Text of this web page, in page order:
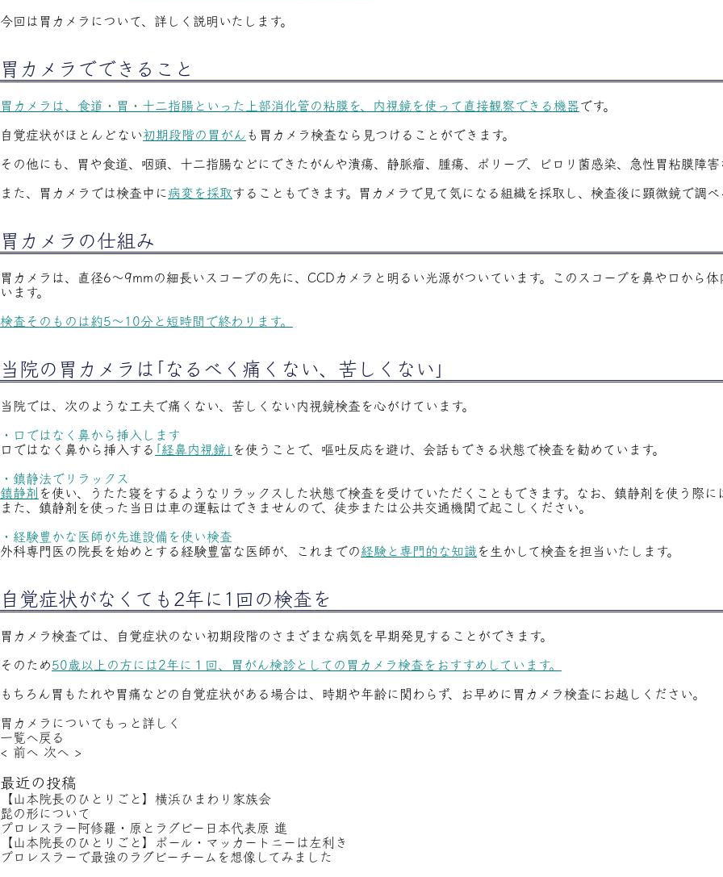
今回は胃カメラについて、詳しく説明いたします。
胃カメラでできること
胃カメラは、食道・胃・十二指腸といった上部消化管の粘膜を、内視鏡を使って直接観察できる機器です。
自覚症状がほとんどない初期段階の胃がん も胃カメラ検査なら見つけることができます。
その他にも、胃や食道、咽頭、十二指腸などにできたがんや潰瘍、静脈瘤、腫瘍、ポリープ、ピロリ菌感染、急性胃粘膜障害
また、胃カメラでは検査中に病変を採取 することもできます。胃カメラで見て気になる組織を採取し、検査後に顕微鏡で調
胃カメラの仕組み
胃カメラは、直径6～9mmの細長いスコープの先に、CCDカメラと明るい光源がついています。このスコープを鼻や口から
います。
検査そのものは約5～10分と短時間で終わります。
当院の胃カメラは｢なるべく痛くない、苦しくない」
当院では、次のような工夫で痛くない、苦しくない内視鏡検査を心がけています。
・口ではなく鼻から挿入します
口ではなく鼻から挿入する ｢経鼻内視鏡｣ を使うことで、嘔吐反応を避け、会話もできる状態で検査を勧めています。
・鎮静法でリラックス
鎮静剤 を使い、うたた寝をするようなリラックスした状態で検査を受けていただくこともできます。なお、鎮静剤を使う際
また、鎮静剤を使った当日は車の運転はできませんので、徒歩または公共交通機関で起こしください。
・経験豊かな医師が先進設備を使い検査
外科専門医の院長を始めとする経験豊富な医師が、これまでの経験と専門的な知識を生かして検査を担当いたします。
自覚症状がなくても2年に1回の検査を
胃カメラ検査では、自覚症状のない初期段階のさまざまな病気を早期発見することができます。
そのため50歳以上の方には2年に１回、胃がん検診としての胃カメラ検査をおすすめしています。
もちろん胃もたれや胃痛などの自覚症状がある場合は、時期や年齢に関わらず、お早めに胃カメラ検査にお越しください。
胃カメラについてもっと詳しく
一覧へ戻る
< 前へ 次へ >
最近の投稿
【山本院長のひとりごと】横浜ひまわり家族会
髭の形について
プロレスラー阿修羅・原とラグビー日本代表原 進
【山本院長のひとりごと】ポール・マッカートニーは左利き
プロレスラーで最強のラグビーチームを想像してみました